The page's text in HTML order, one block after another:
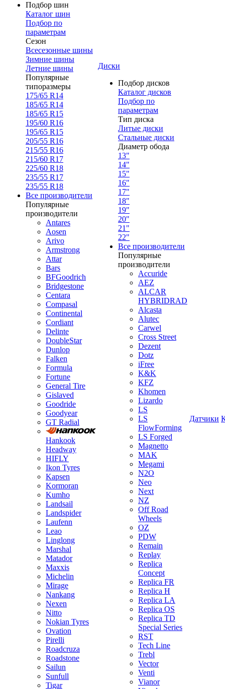
Подбор шин
Каталог шин
Подбор по
параметрам
Сезон
Всесезонные шины
Зимние шины
Летние шины
Популярные
типоразмеры
175/65 R14
185/65 R14
185/65 R15
195/60 R16
195/65 R15
205/55 R16
215/55 R16
215/60 R17
225/60 R18
235/55 R17
235/55 R18
Все производители
Популярные
производители
Antares
Aosen
Arivo
Armstrong
Attar
Bars
BFGoodrich
Bridgestone
Centara
Compasal
Continental
Cordiant
Delinte
DoubleStar
Dunlop
Falken
Formula
Fortune
General Tire
Gislaved
Goodride
Goodyear
GT Radial
Hankook
Headway
HIFLY
Ikon Tyres
Kapsen
Kormoran
Kumho
Landsail
Landspider
Laufenn
Leao
Linglong
Marshal
Matador
Maxxis
Michelin
Mirage
Nankang
Nexen
Nitto
Nokian Tyres
Ovation
Pirelli
Roadcruza
Roadstone
Sailun
Sunfull
Tigar
Диски
Подбор дисков
Каталог дисков
Подбор по
параметрам
Тип диска
Литые диски
Стальные диски
Диаметр обода
13"
14"
15"
16"
17"
18"
19"
20"
21"
22"
Все производители
Популярные
производители
Accuride
AEZ
ALCAR
HYBRIDRAD
Alcasta
Alutec
Carwel
Cross Street
Dezent
Dotz
iFree
K&K
KFZ
Khomen
Lizardo
LS
LS
FlowForming
LS Forged
Magnetto
MAK
Megami
N2O
Neo
Next
NZ
Off Road
Wheels
OZ
PDW
Remain
Replay
Replica
Concept
Replica FR
Replica H
Replica LA
Replica OS
Replica TD
Special Series
RST
Tech Line
Trebl
Vector
Venti
Vianor
Датчики